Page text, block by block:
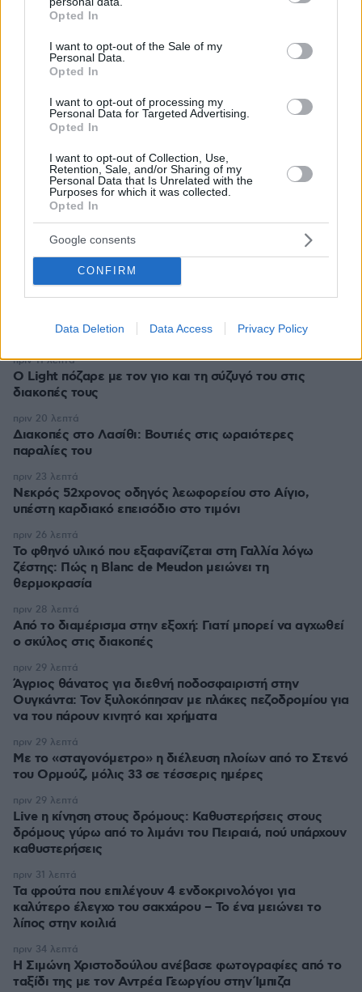
grant or deny consent to Google and its third-party tags to
use your data for below specified purposes in below Google
consent section.
Opted In
I want to opt-out of the Sale of my
Personal Data.
Opted In
I want to opt-out of processing my
Personal Data for Targeted Advertising.
Opted In
I want to opt-out of Collection, Use,
Retention, Sale, and/or Sharing of my
Personal Data that Is Unrelated with the
Purposes for which it was collected.
Opted In
Google consents
CONFIRM
Data Deletion Data Access Privacy Policy
Το DEI College παρουσιάζει τη Sophia. Την πρώτη 24/7
φοιτητές
30.07.2026, 09:33
Η Smart φοιτητική κατοικία στην καρδιά της Αθήνας
Διασκεδάζουμε υπεύθυνα, επιστρέφουμε με ασφάλεια
29.07.2026, 09:39
ΡΟΗ ΕΙΔΗΣΕΩΝ
Ειδήσεις Δημοφιλή Σχολιασμένα
Ο Light πόζαρε με τον γιο και τη σύζυγό του στις
διακοπές τους
πριν 11 λεπτά
Διακοπές στο Λασίθι: Βουτιές στις ωραιότερες
παραλίες του
πριν 20 λεπτά
Νεκρός 52χρονος οδηγός λεωφορείου στο Αίγιο,
υπέστη καρδιακό επεισόδιο στο τιμόνι
πριν 23 λεπτά
Το φθηνό υλικό που εξαφανίζεται στη Γαλλία λόγω
ζέστης: Πώς η Blanc de Meudon μειώνει τη
θερμοκρασία
πριν 26 λεπτά
Από το διαμέρισμα στην εξοχή: Γιατί μπορεί να αγχωθεί
ο σκύλος στις διακοπές
πριν 28 λεπτά
Άγριος θάνατος για διεθνή ποδοσφαιριστή στην
Ουγκάντα: Τον ξυλοκόπησαν με πλάκες πεζοδρομίου για
να του πάρουν κινητό και χρήματα
πριν 29 λεπτά
Με το «σταγονόμετρο» η διέλευση πλοίων από το Στενό
του Ορμούζ, μόλις 33 σε τέσσερις ημέρες
πριν 29 λεπτά
Live η κίνηση στους δρόμους: Καθυστερήσεις στους
δρόμους γύρω από το λιμάνι του Πειραιά, πού υπάρχουν
καθυστερήσεις
πριν 29 λεπτά
Τα φρούτα που επιλέγουν 4 ενδοκρινολόγοι για
καλύτερο έλεγχο του σακχάρου – Το ένα μειώνει το
λίπος στην κοιλιά
πριν 31 λεπτά
Η Σιμώνη Χριστοδούλου ανέβασε φωτογραφίες από το
ταξίδι της με τον Αντρέα Γεωργίου στην Ίμπιζα
πριν 34 λεπτά